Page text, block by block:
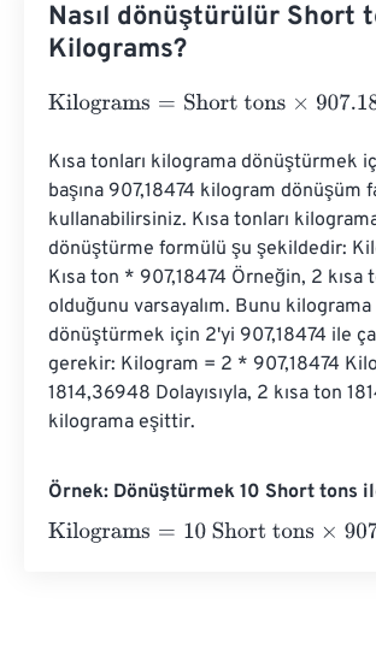
Nasıl dönüştürülür Short
Kilograms?
Kilograms=Short tons ×907.1847
Kısa tonları kilograma dönüştürmek
başına 907,18474 kilogram dönüşüm
kullanabilirsiniz. Kısa tonları
dönüştürme formülü şu şekildedir:
Kısa ton * 907,18474 Örneğin, 2 kısa
olduğunu varsayalım. Bunu kilograma
dönüştürmek için 2'yi 907,18474 ile
gerekir: Kilogram = 2 * 907,18474
1814,36948 Dolayısıyla, 2 kısa ton
kilograma eşittir.
Örnek: Dönüştürmek 10 Short tons
Kilograms=10 Short tons×907.1847=